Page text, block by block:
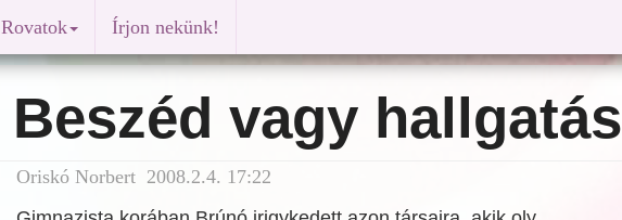
Rovatok Írjon nekünk!
Beszéd vagy hallgatás
Oriskó Norbert 2008.2.4. 17:22